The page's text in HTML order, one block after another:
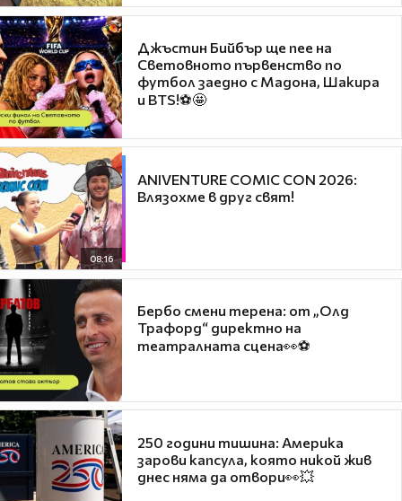
Джъстин Бийбър ще пее на
Световното първенство по
футбол заедно с Мадона, Шакира
и BTS!⚽🤩
08:16
ANIVENTURE COMIC CON 2026:
Влязохме в друг свят!
Бербо смени терена: от „Олд
Трафорд“ директно на
театралната сцена👀⚽
250 години тишина: Америка
зарови капсула, която никой жив
днес няма да отвори👀💥